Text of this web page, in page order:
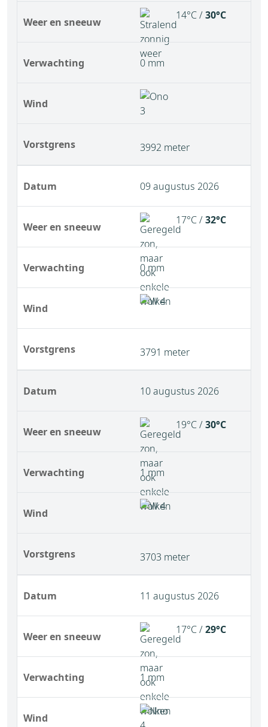
Weer en sneeuw
Verwachting
Wind
Vorstgrens
14°C /30°C
0 mm
3992 meter
Datum
Weer en sneeuw
Verwachting
Wind
Vorstgrens
09 augustus 2026
17°C /32°C
0 mm
3791 meter
Datum
Weer en sneeuw
Verwachting
Wind
Vorstgrens
10 augustus 2026
19°C /30°C
1 mm
3703 meter
Datum
Weer en sneeuw
Verwachting
Wind
11 augustus 2026
17°C /29°C
1 mm